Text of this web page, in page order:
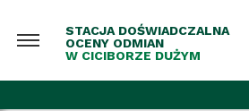
STACJA DOŚWIADCZALNA
OCENY ODMIAN
W CICIBORZE DUŻYM